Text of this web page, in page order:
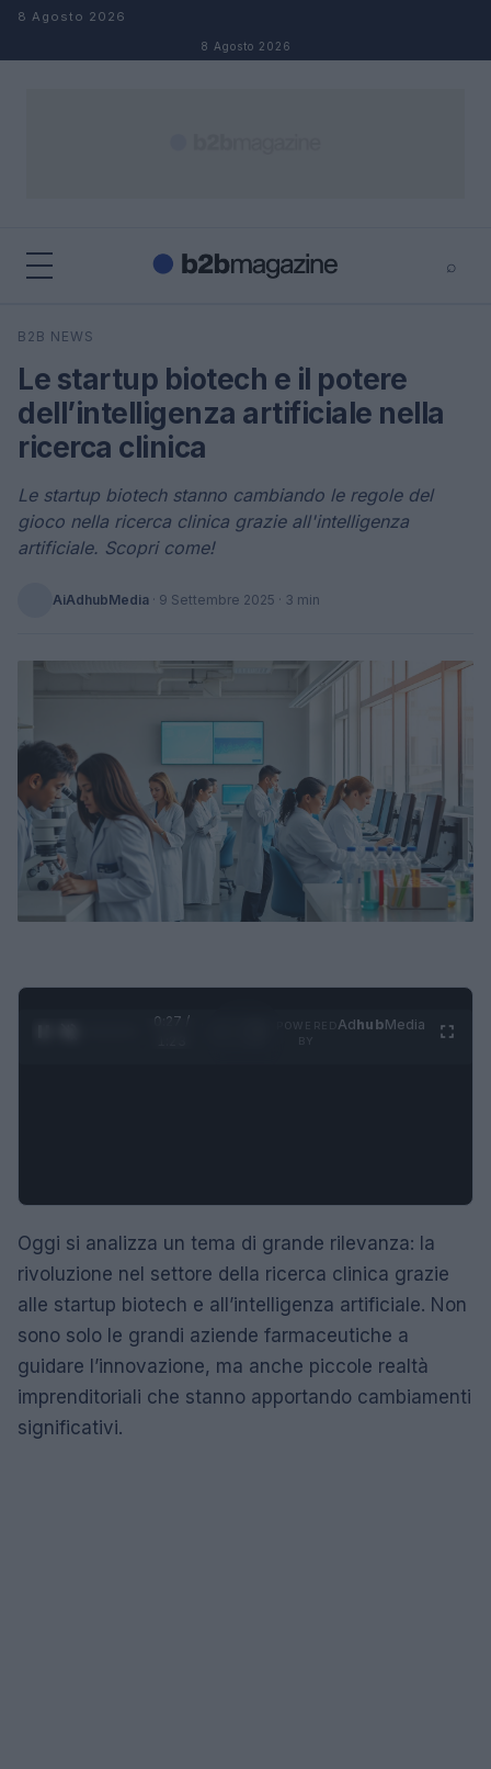
Salta al contenuto
8 Agosto 2026
8 Agosto 2026
⌕
Cerca
B2B NEWS
Le startup biotech e il potere
dell’intelligenza artificiale nella
ricerca clinica
Le startup biotech stanno cambiando le regole del
gioco nella ricerca clinica grazie all'intelligenza
artificiale. Scopri come!
AiAdhubMedia · 9 Settembre 2025 · 3 min
0:28 /
AdhubMedia
Oggi si analizza un tema di grande rilevanza: la
rivoluzione nel settore della ricerca clinica grazie
alle startup biotech e all’intelligenza artificiale. Non
sono solo le grandi aziende farmaceutiche a
guidare l’innovazione, ma anche piccole realtà
imprenditoriali che stanno apportando cambiamenti
significativi.